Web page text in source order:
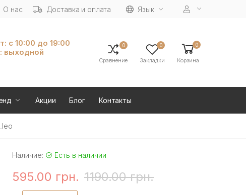
О нас Доставка и оплата Язык
с 10:00 до 19:00
выходной
0
Сравнение
0
Закладки
0
Корзина
Акции Блог Контакты
Наличие: Есть в наличии
595.00 грн. 1190.00 грн.